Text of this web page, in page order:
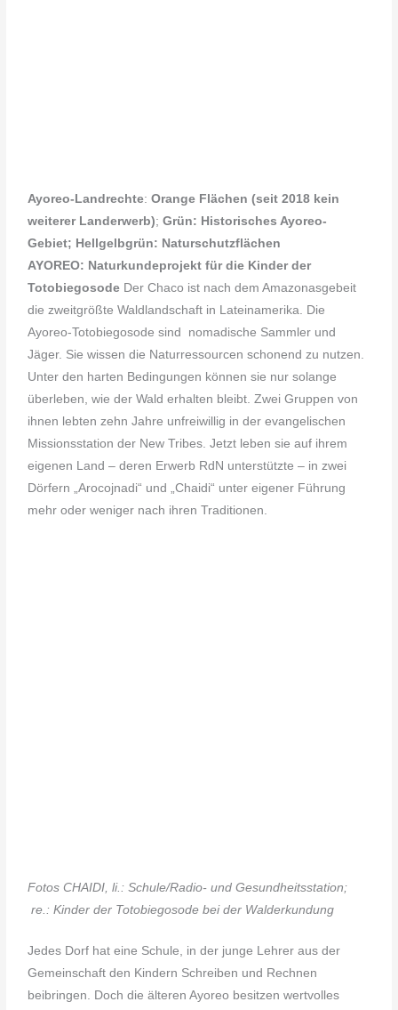
Ayoreo-Landrechte:Orange Flächen (seit 2018 kein
weiterer Landerwerb);Grün: Historisches Ayoreo-
Gebiet; Hellgelbgrün: Naturschutzflächen
AYOREO: Naturkundeprojekt für die Kinder der
Totobiegosode Der Chaco ist nach dem Amazonasgebeit
die zweitgrößte Waldlandschaft in Lateinamerika. Die
Ayoreo-Totobiegosode sind nomadische Sammler und
Jäger. Sie wissen die Naturressourcen schonend zu nutzen.
Unter den harten Bedingungen können sie nur solange
überleben, wie der Wald erhalten bleibt. Zwei Gruppen von
ihnen lebten zehn Jahre unfreiwillig in der evangelischen
Missionsstation der New Tribes. Jetzt leben sie auf ihrem
eigenen Land – deren Erwerb RdN unterstützte – in zwei
Dörfern „Arocojnadi“ und „Chaidi“ unter eigener Führung
mehr oder weniger nach ihren Traditionen.
Fotos CHAIDI, li.: Schule/Radio- und Gesundheitsstation;
re.: Kinder der Totobiegosode bei der Walderkundung
Jedes Dorf hat eine Schule, in der junge Lehrer aus der
Gemeinschaft den Kindern Schreiben und Rechnen
beibringen. Doch die älteren Ayoreo besitzen wertvolles